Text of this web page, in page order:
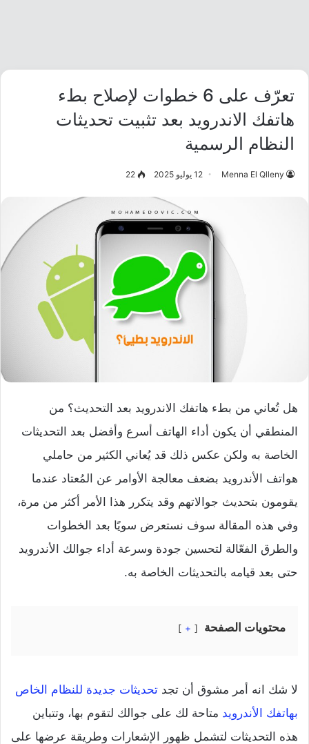
تعرّف على 6 خطوات لإصلاح بطء
هاتفك الاندرويد بعد تثبيت تحديثات
النظام الرسمية
Menna El Qlleny 12 يوليو 2025 22
هل تُعاني من بطء هاتفك الاندرويد بعد التحديث؟ من
المنطقي أن يكون أداء الهاتف أسرع وأفضل بعد التحديثات
الخاصة به ولكن عكس ذلك قد يُعاني الكثير من حاملي
هواتف الأندرويد بضعف معالجة الأوامر عن المُعتاد عندما
يقومون بتحديث جوالاتهم وقد يتكرر هذا الأمر أكثر من مرة،
وفي هذه المقالة سوف نستعرض سويًا بعد الخطوات
والطرق الفعّالة لتحسين جودة وسرعة أداء جوالك الأندرويد
حتى بعد قيامه بالتحديثات الخاصة به.
محتويات الصفحة +
لا شك انه أمر مشوق أن تجد تحديثات جديدة للنظام الخاص
بهاتفك الأندرويد متاحة لك على جوالك لتقوم بها، وتتباين
هذه التحديثات لتشمل ظهور الإشعارات وطريقة عرضها على